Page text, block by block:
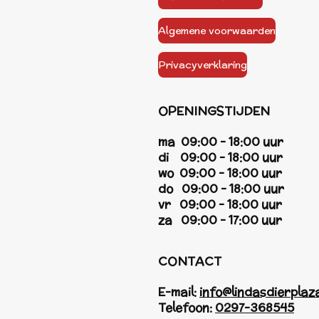
Algemene voorwaarden
Privacyverklaring
OPENINGSTIJDEN
ma 09:00 - 18:00 uur
di 09:00 - 18:00 uur
wo 09:00 - 18:00 uur
do 09:00 - 18:00 uur
vr 09:00 - 18:00 uur
za 09:00 - 17:00 uur
CONTACT
E-mail:
Telefoon: 0297-368545